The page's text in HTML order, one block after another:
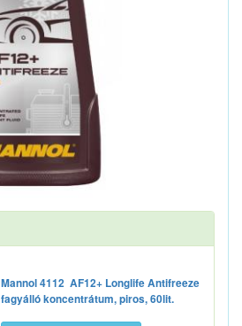
Mannol 4112 AF12+ Longlife Antifreeze
fagyálló koncentrátum, piros, 60lit.